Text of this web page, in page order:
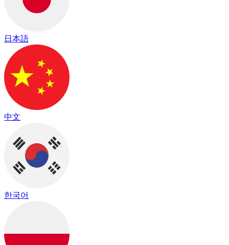
日本語
中文
한국어